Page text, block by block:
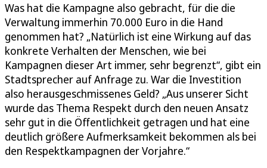
Was hat die Kampagne also gebracht, für die die
Verwaltung immerhin 70.000 Euro in die Hand
genommen hat? „Natürlich ist eine Wirkung auf das
konkrete Verhalten der Menschen, wie bei
Kampagnen dieser Art immer, sehr begrenzt“, gibt ein
Stadtsprecher auf Anfrage zu. War die Investition
also herausgeschmissenes Geld? „Aus unserer Sicht
wurde das Thema Respekt durch den neuen Ansatz
sehr gut in die Öffentlichkeit getragen und hat eine
deutlich größere Aufmerksamkeit bekommen als bei
den Respektkampagnen der Vorjahre.“